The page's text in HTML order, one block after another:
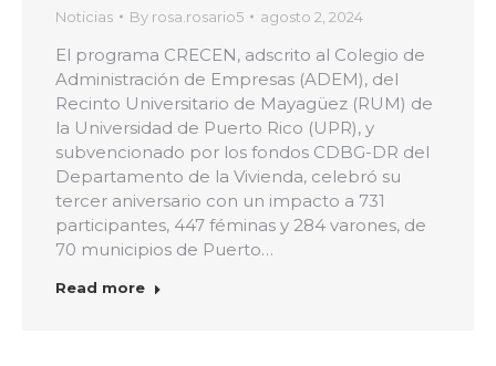
Noticias By rosa.rosario5 agosto 2, 2024
El programa CRECEN, adscrito al Colegio de
Administración de Empresas (ADEM), del
Recinto Universitario de Mayagüez (RUM) de
la Universidad de Puerto Rico (UPR), y
subvencionado por los fondos CDBG-DR del
Departamento de la Vivienda, celebró su
tercer aniversario con un impacto a 731
participantes, 447 féminas y 284 varones, de
70 municipios de Puerto…
Read more